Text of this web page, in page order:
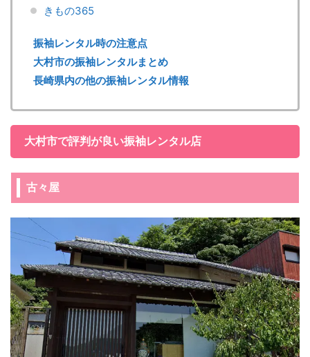
きもの365
振袖レンタル時の注意点
大村市の振袖レンタルまとめ
長崎県内の他の振袖レンタル情報
大村市で評判が良い振袖レンタル店
古々屋